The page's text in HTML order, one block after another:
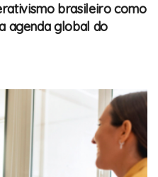
brasileiro como
agenda global do